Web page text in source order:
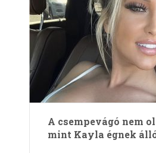
A csempevágó nem
mint Kayla égnek álló